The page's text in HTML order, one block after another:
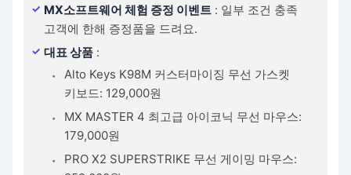
MX소프트웨어 체험 증정 이벤트 : 일부 조건 충족
고객에 한해 증정품을 드려요.
대표 상품 :
Alto Keys K98M 커스터마이징 무선 가스켓
키보드: 129,000원
MX MASTER 4 최고급 아이코닉 무선 마우스:
179,000원
PRO X2 SUPERSTRIKE 무선 게이밍 마우스: